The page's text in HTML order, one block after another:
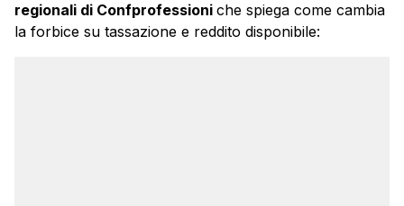
regionali di Confprofessioni che spiega come cambia
la forbice su tassazione e reddito disponibile: